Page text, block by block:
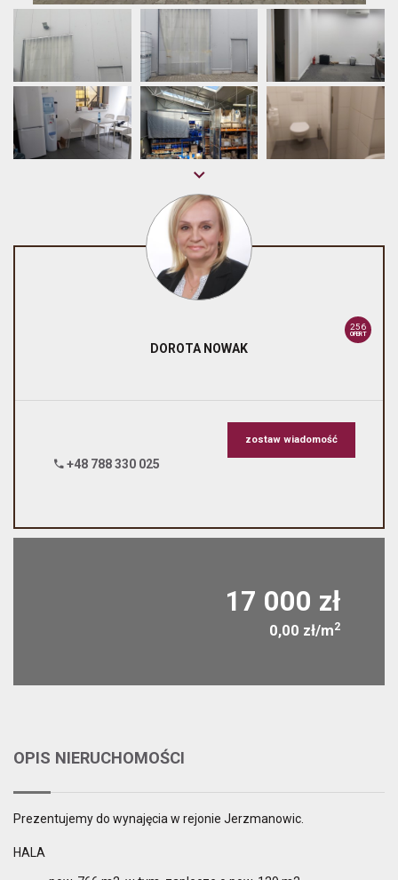
256
OFERT
DOROTA NOWAK
+48 788 330 025
zostaw wiadomość
17 000 zł
0,00 zł/m2
OPIS NIERUCHOMOŚCI
Prezentujemy do wynajęcia w rejonie Jerzmanowic.
HALA